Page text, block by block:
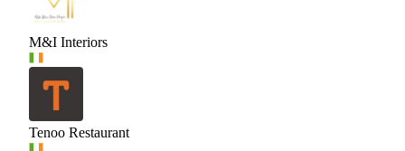
M&I Interiors
Tenoo Restaurant